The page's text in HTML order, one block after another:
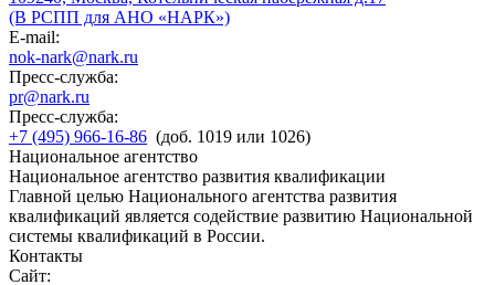
(В РСПП для АНО «НАРК»)
E-mail:
nok-nark@nark.ru
Пресс-служба:
pr@nark.ru
Пресс-служба:
+7 (495) 966-16-86 (доб. 1019 или 1026)
Национальное агентство
Национальное агентство развития квалификации
Главной целью Национального агентства развития
квалификаций является содействие развитию Национальной
системы квалификаций в России.
Контакты
Сайт: